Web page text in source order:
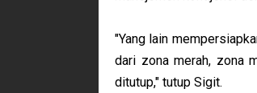
"Yang lain
dari zona merah, zona
ditutup," tutup Sigit.